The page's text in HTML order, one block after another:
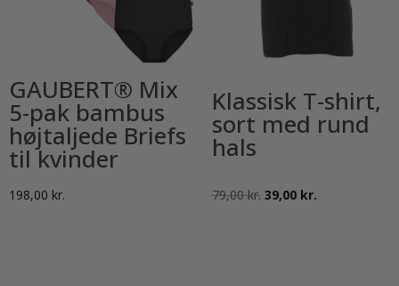
varesiden
GAUBERT® Mix
5-pak bambus
højtaljede Briefs
til kvinder
198,00 kr.
Klassisk T-shirt,
sort med rund
hals
79,00kr. Den
39,00 kr.